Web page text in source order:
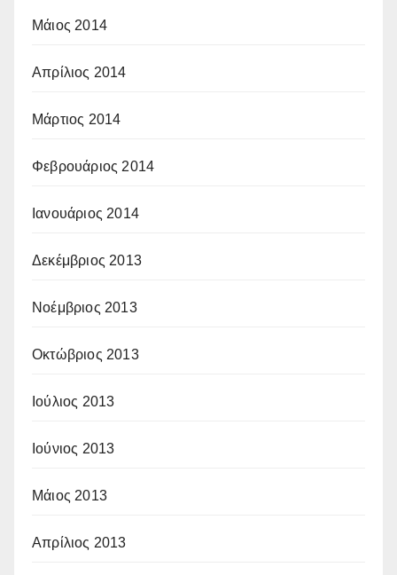
Μάιος 2014
Απρίλιος 2014
Μάρτιος 2014
Φεβρουάριος 2014
Ιανουάριος 2014
Δεκέμβριος 2013
Νοέμβριος 2013
Οκτώβριος 2013
Ιούλιος 2013
Ιούνιος 2013
Μάιος 2013
Απρίλιος 2013